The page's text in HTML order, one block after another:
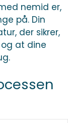
nemid er,
på. Din
der sikrer,
at dine